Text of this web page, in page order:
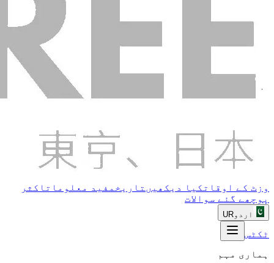
وزٹ کے اوقات کیا دیکھیں تاریخ مفید معلومات اکثر
پوچھے گئے سوالات
اردو UR
ٹکٹس
ہماری مہم